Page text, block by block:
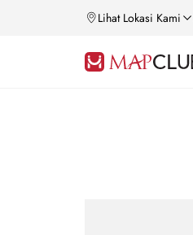
Lihat Lokasi Kami